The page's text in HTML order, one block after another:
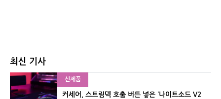
최신 기사
신제품
커세어, 스트림덱 호출 버튼 넣은 ‘나이트소드 V2